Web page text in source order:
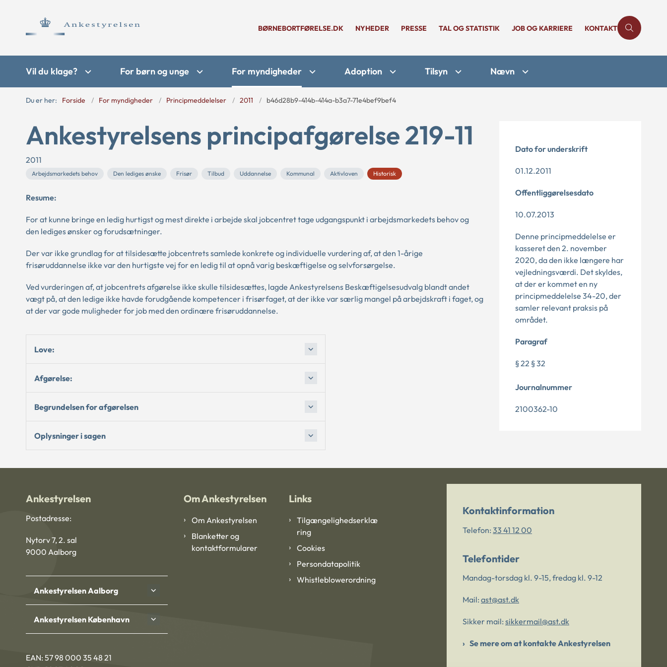
BØRNEBORTFØRELSE.DK NYHEDER PRESSE TAL OG STATISTIK JOB OG KARRIERE KONTAKT
Vil du klage? For børn og unge For myndigheder Adoption Tilsyn Nævn
Du er her: Forside For myndigheder Principmeddelelser 2011 b46d28b9-414b-414a-b3a7-71e4bef9bef4
Ankestyrelsens principafgørelse 219-11
2011
Arbejdsmarkedets behov Den lediges ønske Frisør Tilbud Uddannelse Kommunal Aktivloven Historisk
Resume:
For at kunne bringe en ledig hurtigst og mest direkte i arbejde skal jobcentret tage udgangspunkt i arbejdsmarkedets behov og
den lediges ønsker og forudsætninger.
Der var ikke grundlag for at tilsidesætte jobcentrets samlede konkrete og individuelle vurdering af, at den 1-årige
frisøruddannelse ikke var den hurtigste vej for en ledig til at opnå varig beskæftigelse og selvforsørgelse.
Ved vurderingen af, at jobcentrets afgørelse ikke skulle tilsidesættes, lagde Ankestyrelsens Beskæftigelsesudvalg blandt andet
vægt på, at den ledige ikke havde forudgående kompetencer i frisørfaget, at der ikke var særlig mangel på arbejdskraft i faget, og
at der var gode muligheder for job med den ordinære frisøruddannelse.
Love:
Afgørelse:
Begrundelsen for afgørelsen
Oplysninger i sagen
Dato for underskrift
01.12.2011
Offentliggørelsesdato
10.07.2013
Denne principmeddelelse er
kasseret den 2. november
2020, da den ikke længere har
vejledningsværdi. Det skyldes,
at der er kommet en ny
principmeddelelse 34-20, der
samler relevant praksis på
området.
Paragraf
§ 22 § 32
Journalnummer
2100362-10
Ankestyrelsen
Postadresse:
Nytorv 7, 2. sal
9000 Aalborg
Ankestyrelsen Aalborg
Ankestyrelsen København
EAN: 57 98 000 35 48 21
Om Ankestyrelsen
Om Ankestyrelsen
Blanketter og
kontaktformularer
Links
Tilgængelighedserklæ
ring
Cookies
Persondatapolitik
Whistleblowerordning
Kontaktinformation
Telefon: 33 41 12 00
Telefontider
Mandag-torsdag kl. 9-15, fredag kl. 9-12
Mail: ast@ast.dk
Sikker mail: sikkermail@ast.dk
Se mere om at kontakte Ankestyrelsen